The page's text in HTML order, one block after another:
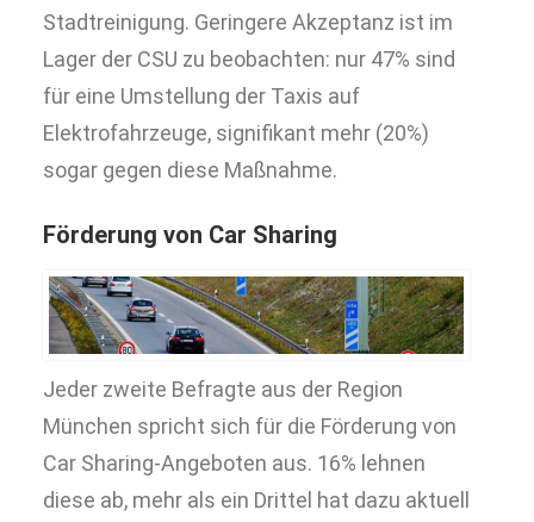
Stadtreinigung. Geringere Akzeptanz ist im
Lager der CSU zu beobachten: nur 47% sind
für eine Umstellung der Taxis auf
Elektrofahrzeuge, signifikant mehr (20%)
sogar gegen diese Maßnahme.
Förderung von Car Sharing
Jeder zweite Befragte aus der Region
München spricht sich für die Förderung von
Car Sharing-Angeboten aus. 16% lehnen
diese ab, mehr als ein Drittel hat dazu aktuell